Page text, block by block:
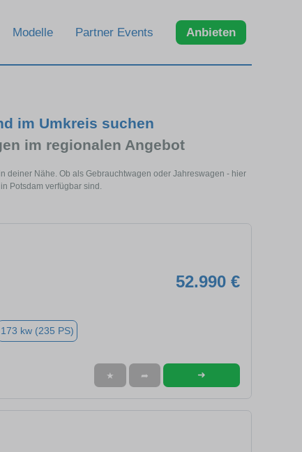
Modelle Partner Events Anbieten
im Umkreis suchen
im regionalen Angebot
deiner Nähe. Ob als Gebrauchtwagen oder Jahreswagen - hier
Potsdam verfügbar sind.
52.990 €
173 kw (235 PS)
★ ➦ ➜